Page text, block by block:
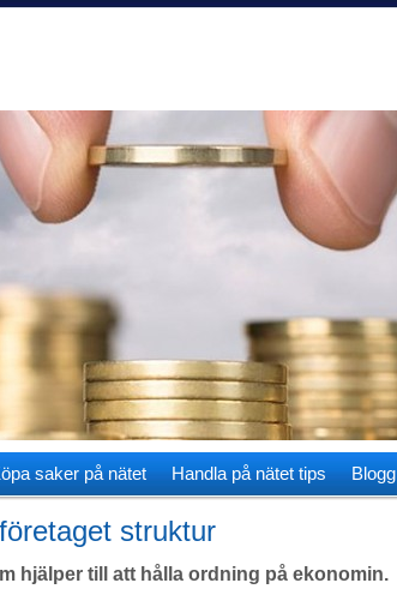
saker på nätet Handla på nätet tips Blogg
struktur
hjälper till att hålla ordning på ekonomin.